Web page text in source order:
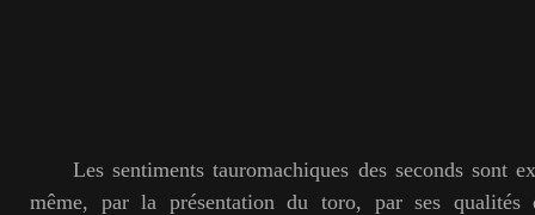
Les sentiments tauromachiques des seconds sont
même, par la présentation du toro, par ses qualités